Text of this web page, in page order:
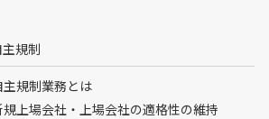
主規制
主規制業務とは
規上場会社・上場会社の適格性の維持